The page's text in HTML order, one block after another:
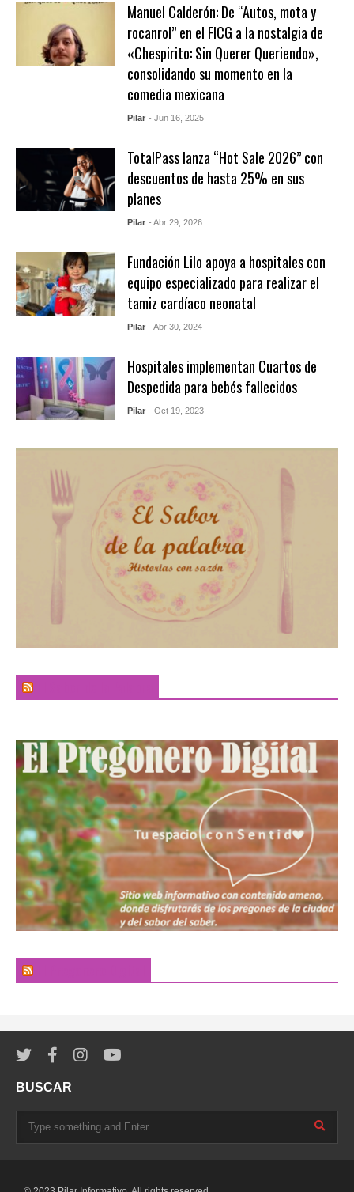
Manuel Calderón: De “Autos, mota y
rocanrol” en el FICG a la nostalgia de
«Chespirito: Sin Querer Queriendo»,
consolidando su momento en la
comedia mexicana
Pilar - Jun 16, 2025
TotalPass lanza “Hot Sale 2026” con
descuentos de hasta 25% en sus
planes
Pilar - Abr 29, 2026
Fundación Lilo apoya a hospitales con
equipo especializado para realizar el
tamiz cardíaco neonatal
Pilar - Abr 30, 2024
Hospitales implementan Cuartos de
Despedida para bebés fallecidos
Pilar - Oct 19, 2023
BUSCAR